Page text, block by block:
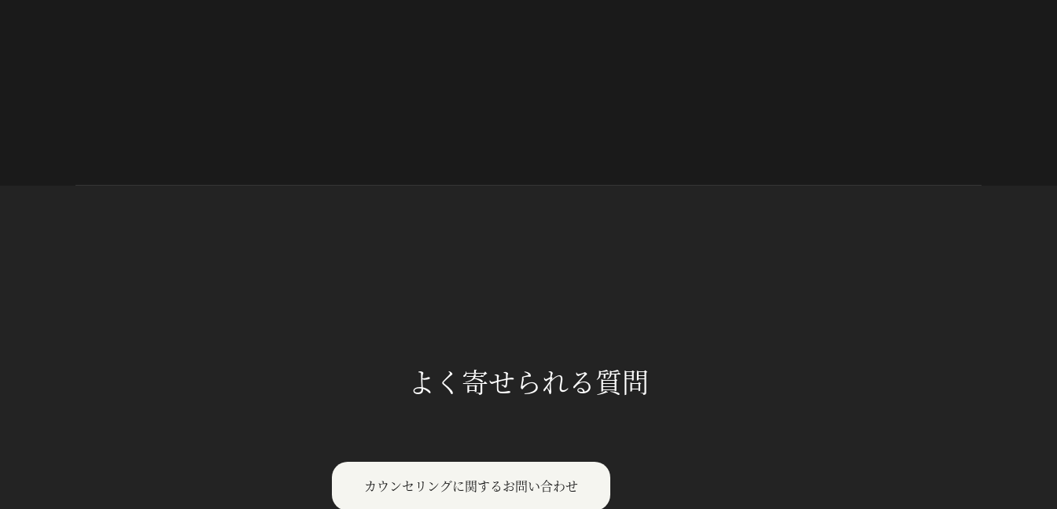
よく寄せられる質問
カウンセリングに関するお問い合わせ